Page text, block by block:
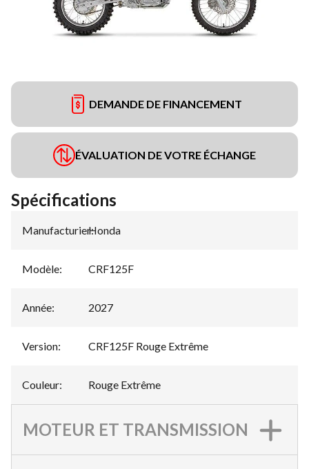
DEMANDE DE FINANCEMENT
ÉVALUATION DE VOTRE ÉCHANGE
Spécifications
Manufacturier:
Honda
Modèle: CRF125F
Année: 2027
Version: CRF125F Rouge Extrême
Couleur: Rouge Extrême
MOTEUR ET TRANSMISSION